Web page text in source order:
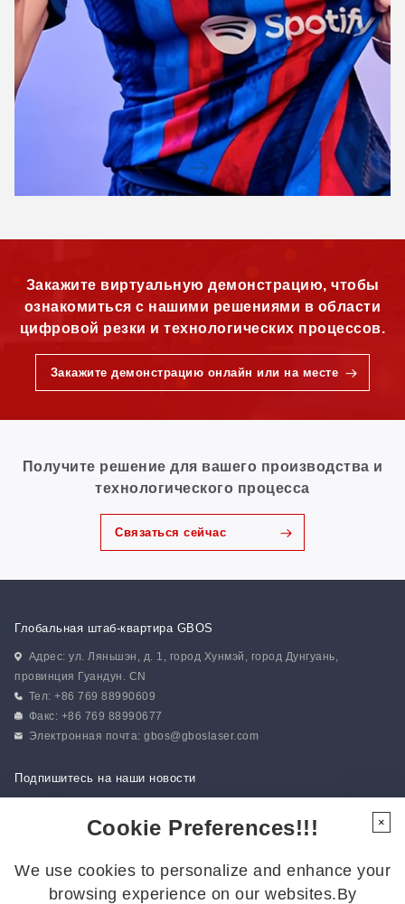
Закажите виртуальную демонстрацию, чтобы
ознакомиться с нашими решениями в области
цифровой резки и технологических процессов.
Закажите демонстрацию онлайн или на месте
Получите решение для вашего производства и
технологического процесса
Связаться сейчас
Глобальная штаб-квартира GBOS
Адрес: ул. Ляньшэн, д. 1, город Хунмэй, город Дунгуань,
провинция Гуандун. CN
Тел: +86 769 88990609
Факс: +86 769 88990677
Электронная почта:gbos@gboslaser.com
Подпишитесь на наши новости
Подписывайтесь на нас, чтобы быть в курсе последних новостей:
Cookie Preferences!!!
We use cookies to personalize and enhance your
browsing experience on our websites.By
×